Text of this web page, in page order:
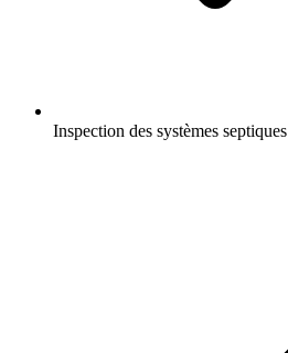
Inspection des systèmes septiques